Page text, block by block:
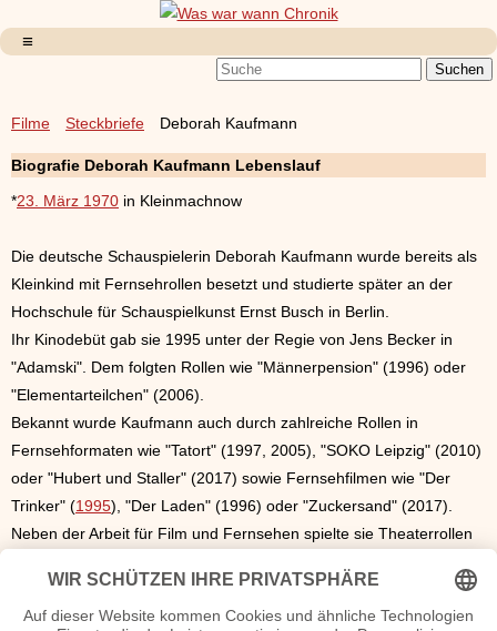
Filme Steckbriefe Deborah Kaufmann
Biografie Deborah Kaufmann Lebenslauf
*23. März 1970 in Kleinmachnow
Die deutsche Schauspielerin Deborah Kaufmann wurde bereits als
Kleinkind mit Fernsehrollen besetzt und studierte später an der
Hochschule für Schauspielkunst Ernst Busch in Berlin.
Ihr Kinodebüt gab sie 1995 unter der Regie von Jens Becker in
"Adamski". Dem folgten Rollen wie "Männerpension" (1996) oder
"Elementarteilchen" (2006).
Bekannt wurde Kaufmann auch durch zahlreiche Rollen in
Fernsehformaten wie "Tatort" (1997, 2005), "SOKO Leipzig" (2010)
oder "Hubert und Staller" (2017) sowie Fernsehfilmen wie "Der
Trinker" (1995), "Der Laden" (1996) oder "Zuckersand" (2017).
Neben der Arbeit für Film und Fernsehen spielte sie Theaterrollen
der Volksbühne, dem Berliner Ensemble und dem Renaissance
Theater in Berlin und dem St. Pauli Theater in Hamburg.